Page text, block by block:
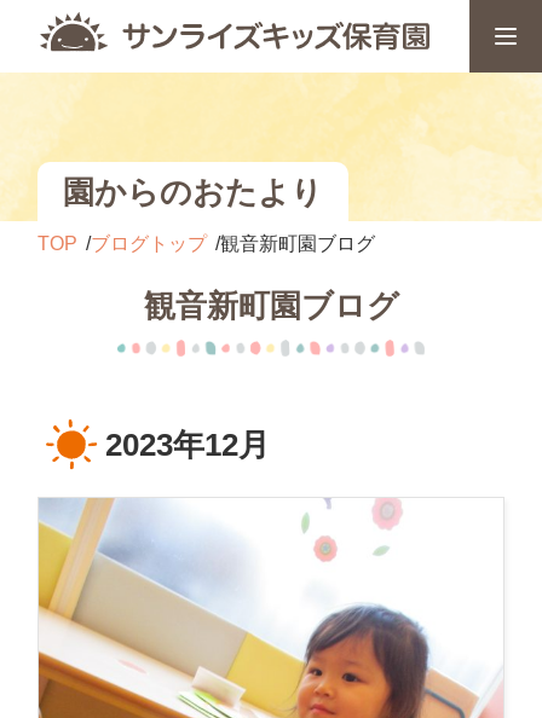
園からのおたより
TOP ブログトップ 観音新町園ブログ
観音新町園ブログ
2023年12月